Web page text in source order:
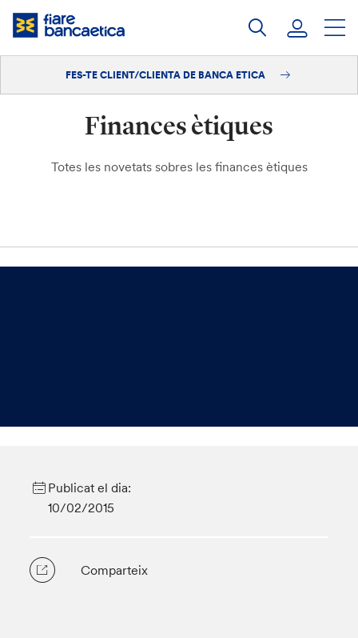
Salta
Iniciar sessió
Fes-te'n client/clienta
FES-TE CLIENT/CLIENTA DE BANCA ETICA
Finances ètiques
Totes les novetats sobres les finances ètiques
Publicat el dia:
10/02/2015
Comparteix